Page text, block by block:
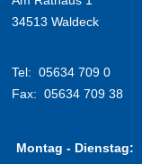
34513 Waldeck
Tel: 05634 709 0
Fax: 05634 709 38
Montag - Dienstag: